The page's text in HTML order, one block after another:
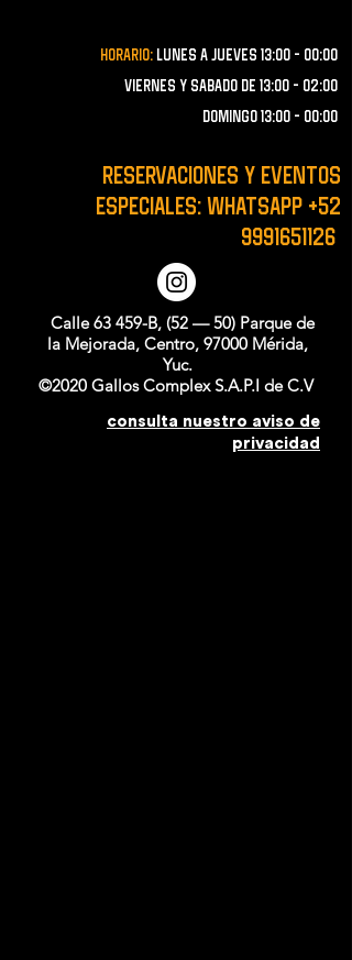
Horario: lunes a JUEVES 13:00 - 00:00
VIERNES Y SABADO de 13:00 - 02:00
domingo 13:00 - 00:00
RESERVACIONES y EVENTOS
ESPECIALES: WHATSAPP +52
9991651126
Calle 63 459-B, (52 — 50) Parque de
la Mejorada, Centro, 97000 Mérida,
Yuc.
©2020 Gallos Complex S.A.P.I de C.V
consulta nuestro aviso de
privacidad